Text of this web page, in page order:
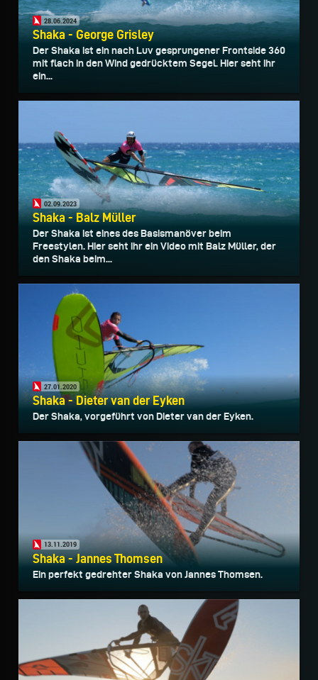
28.06.2024
Shaka - George Grisley
Der Shaka ist ein nach Luv gesprungener Frontside 360
mit flach in den Wind gedrücktem Segel. Hier seht ihr
ein...
02.09.2023
Shaka - Balz Müller
Der Shaka ist eines des Basismanöver beim
Freestylen. Hier seht ihr ein Video mit Balz Müller, der
den Shaka beim...
27.01.2020
Shaka - Dieter van der Eyken
Der Shaka, vorgeführt von Dieter van der Eyken.
13.11.2019
Shaka - Jannes Thomsen
Ein perfekt gedrehter Shaka von Jannes Thomsen.